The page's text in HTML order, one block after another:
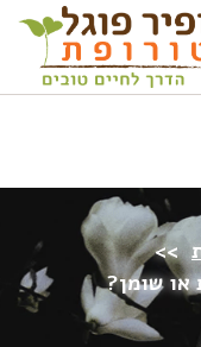
חיים בריאה?
>>
או שומן?